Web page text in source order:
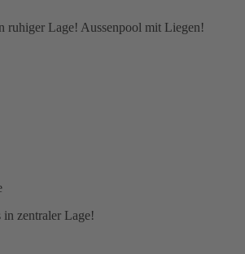
ruhiger Lage! Aussenpool mit Liegen!
zentraler Lage!